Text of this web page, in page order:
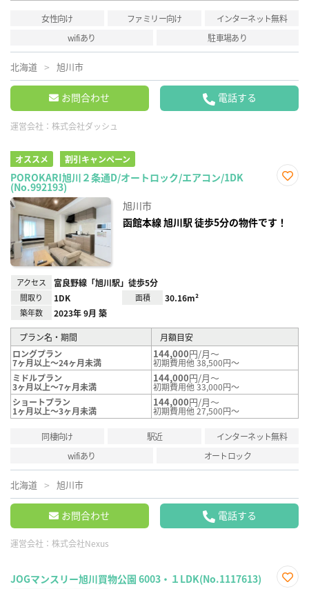
女性向け ファミリー向け
インターネット無料
wifiあり
駐車場あり
北海道 旭川市
お問合わせ 電話する
運営会社： 株式会社ダッシュ
オススメ 割引キャンペーン
POROKARI旭川２条通D/オートロック/エアコン/1DK
(No.992193)
録
旭川市
函館本線 旭川駅 徒歩5分の物件です！
アクセス 富良野線「旭川駅」徒歩5分
間取り 1DK 面積 30.16m²
築年数 2023年 9月 築
プラン名・期間
月額目安
ロングプラン
7ヶ月以上～24ヶ月未満
144,000円/月～
初期費用他 38,500円～
ミドルプラン
3ヶ月以上～7ヶ月未満
144,000円/月～
初期費用他 33,000円～
ショートプラン
1ヶ月以上～3ヶ月未満
144,000円/月～
初期費用他 27,500円～
同棲向け 駅近
インターネット無料
wifiあり
オートロック
北海道 旭川市
お問合わせ 電話する
運営会社： 株式会社Nexus
JOGマンスリー旭川買物公園 6003・１LDK(No.1117613)